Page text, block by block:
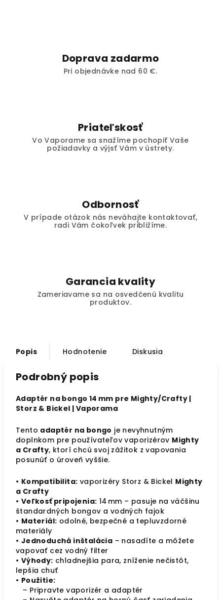
Doprava zadarmo
Pri objednávke nad 60 €.
Priateľskosť
Vo Vaporame sa snažíme pochopiť Vaše
požiadavky a výjsť Vám v ústrety.
Odbornosť
V prípade otázok nás neváhajte kontaktovať,
radi Vám čokoľvek približíme.
Garancia kvality
Zameriavame sa na osvedčenú kvalitu
produktov.
Popis Hodnotenie Diskusia
Podrobný popis
Adaptér na bongo 14 mm pre Mighty/Crafty |
Storz & Bickel | Vaporama
Tento adaptér na bongo je nevyhnutným
doplnkom pre používateľov vaporizérov Mighty
a Crafty, ktorí chcú svoj zážitok z vapovania
posunúť o úroveň vyššie.
• Kompatibilita: vaporizéry Storz & Bickel Mighty
a Crafty
• Veľkosť pripojenia: 14 mm – pasuje na väčšinu
štandardných bongov a vodných fajok
• Materiál: odolné, bezpečné a tepluvzdorné
materiály
• Jednoduchá inštalácia – nasadíte a môžete
vapovať cez vodný filter
• Výhody: chladnejšia para, zníženie nečistôt,
lepšia chuť
• Použitie:
– Pripravte vaporizér a adaptér